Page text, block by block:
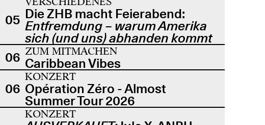
05 Die ZHB macht Feierabend:
Entfremdung – warum Amerika
sich (und uns) abhanden kommt
06 ZUM MITMACHEN
Caribbean Vibes
06
KONZERT
Opération Zéro - Almost
Summer Tour 2026
KONZERT